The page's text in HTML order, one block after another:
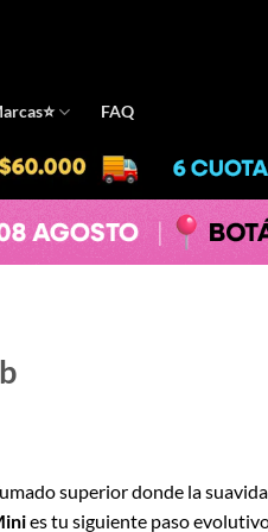
FAQ
superior donde la
es tu siguiente paso